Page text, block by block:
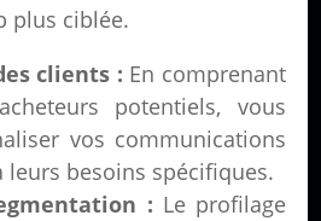
plus ciblée.
clients : En comprenant
potentiels, vous
vos communications
besoins spécifiques.
: Le profilage